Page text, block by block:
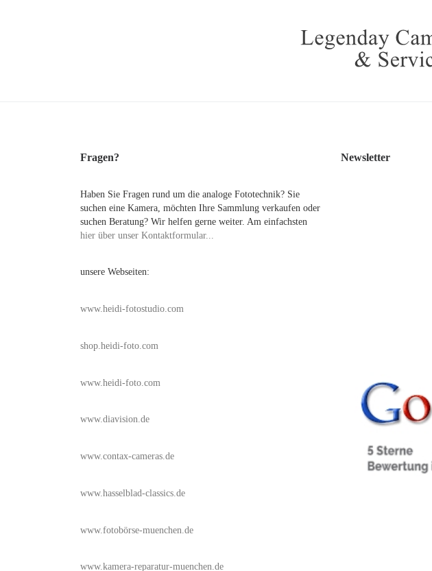
Fragen?
Haben Sie Fragen rund um die analoge Fototechnik? Sie
suchen eine Kamera, möchten Ihre Sammlung verkaufen oder
suchen Beratung? Wir helfen gerne weiter. Am einfachsten
hier über unser Kontaktformular...
unsere Webseiten:
www.heidi-fotostudio.com
shop.heidi-foto.com
www.heidi-foto.com
www.diavision.de
www.contax-cameras.de
www.hasselblad-classics.de
www.fotobörse-muenchen.de
www.kamera-reparatur-muenchen.de
Newsletter